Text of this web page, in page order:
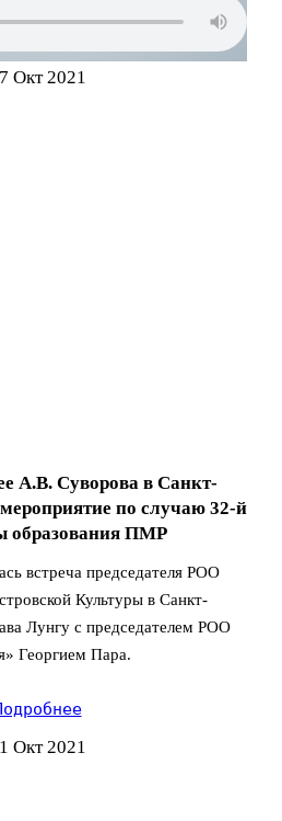
Окт 2021
А.В. Суворова в Санкт-
по случаю 32-й
образования ПМР
встреча председателя РОО
Культуры в Санкт-
Лунгу с председателем РОО
Георгием Пара.
Окт 2021